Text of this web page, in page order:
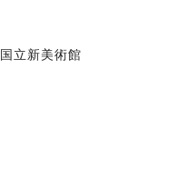
国立新美術館